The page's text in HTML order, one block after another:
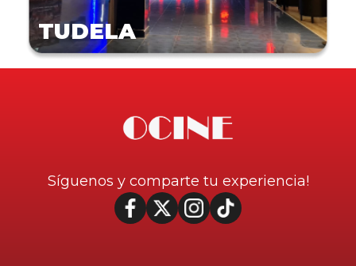
TUDELA
Síguenos y comparte tu experiencia!